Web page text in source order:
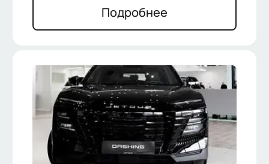
Полный
МОЩНОСТЬ ДВИГАТЕЛЯ
147
194
ЦВЕТ
Подробнее